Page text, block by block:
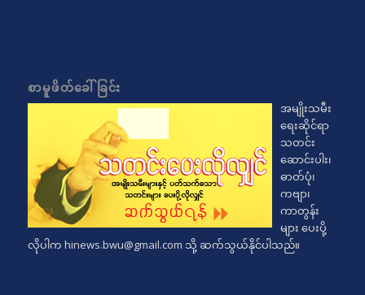
စာမူဖိတ်ခေါ်ခြင်း
အမျိုးသမီး
ရေးဆိုင်ရာ
သတင်း
ဆောင်းပါး၊
ဓာတ်ပုံ၊
ကဗျာ၊
ကာတွန်း
များ ပေးပို့
လိုပါက hinews.bwu@gmail.com သို့ ဆက်သွယ်နိုင်ပါသည်။